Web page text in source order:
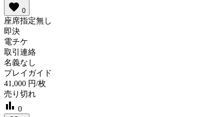
favorite 0
座席指定無し
即決
電チケ
取引連絡
名義なし
プレイガイド
41,000 円/枚
売り切れ
bar_chart 0